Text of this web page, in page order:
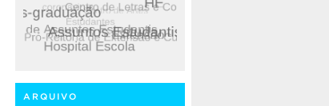
ARQUIVO